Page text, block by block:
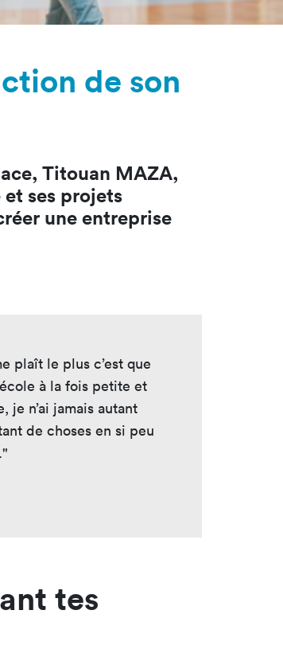
de son
Titouan MAZA,
ses projets
une entreprise
plaît le plus c’est que
à la fois petite et
je n’ai jamais autant
de choses en si peu
tes
Masterclass
Création digitale avec l’IA